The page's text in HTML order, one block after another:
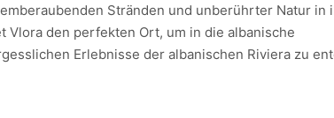
Stränden und unberührter Natur in
den perfekten Ort, um in die albanische
Erlebnisse der albanischen Riviera zu